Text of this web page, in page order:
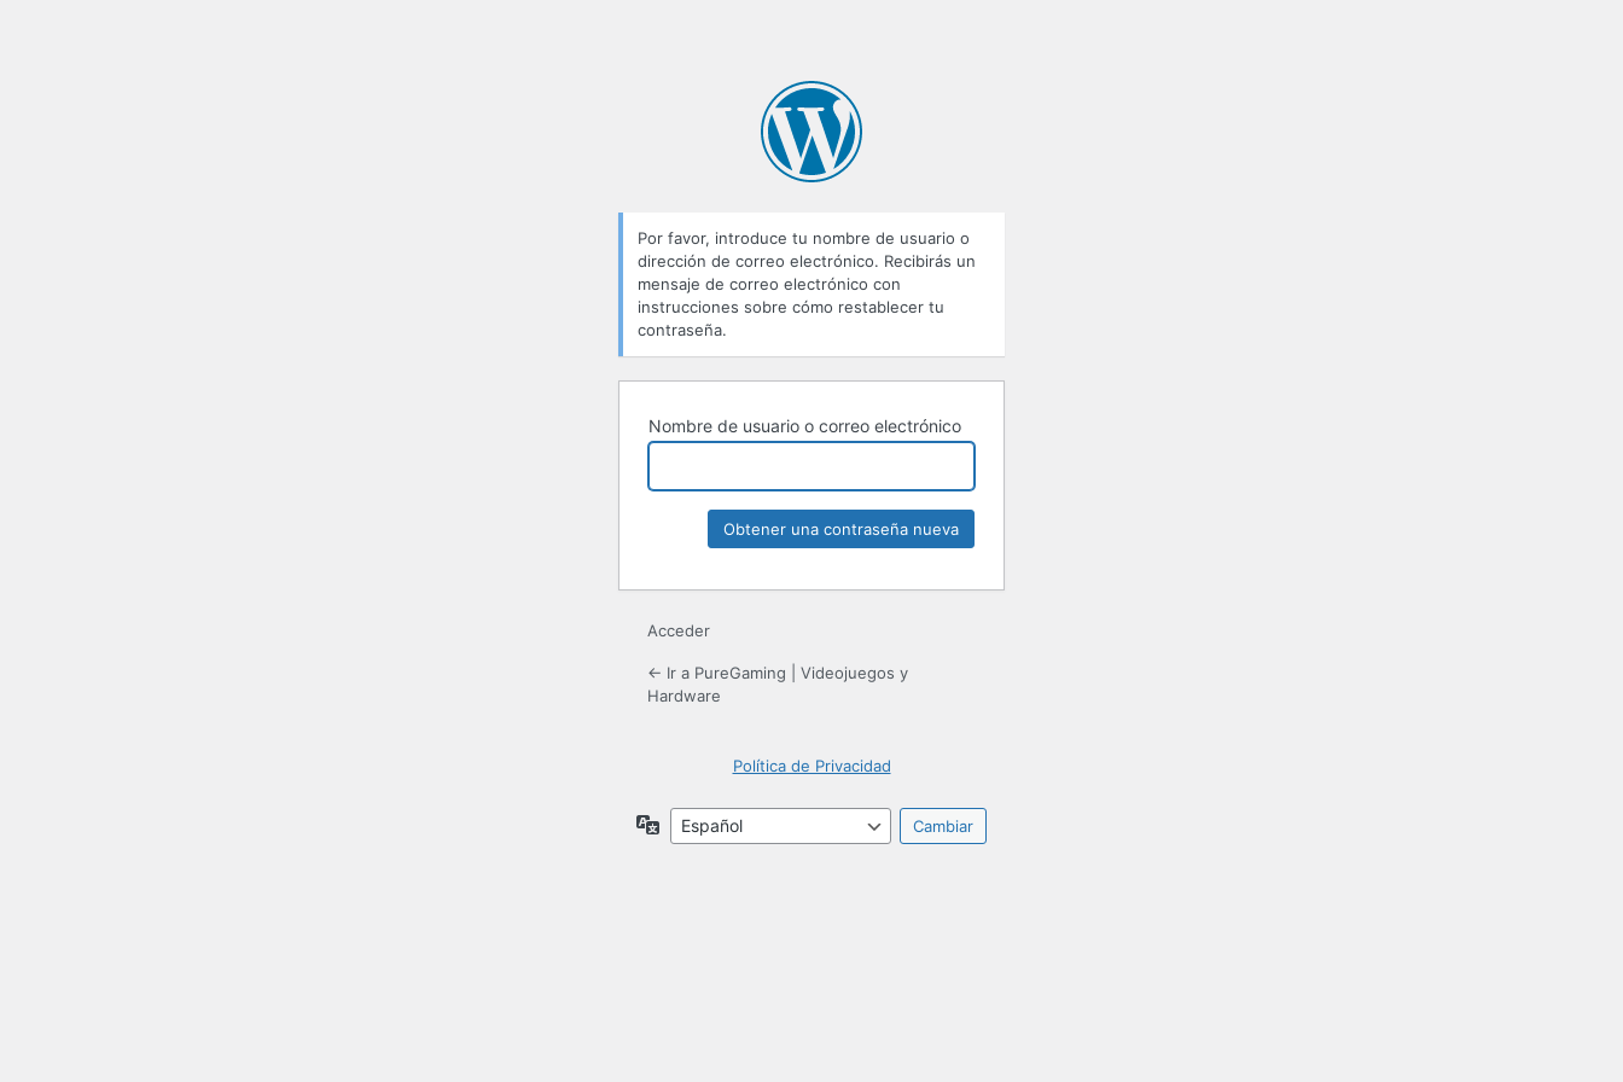
Por favor, introduce tu nombre de usuario o
dirección de correo electrónico. Recibirás un
mensaje de correo electrónico con
instrucciones sobre cómo restablecer tu
contraseña.
Nombre de usuario o correo electrónico
Acceder
← Ir a PureGaming | Videojuegos y
Hardware
Política de Privacidad
Idioma